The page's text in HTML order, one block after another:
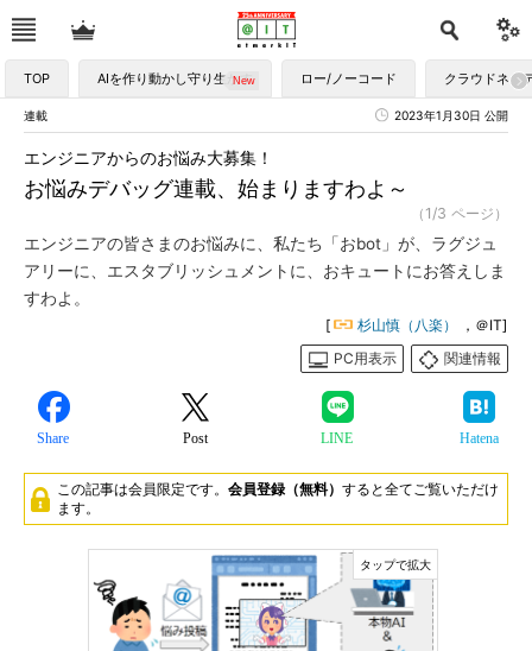
TOP AIを作り動かし守り生かす ロー/ノーコード クラウドネイ
連載 2023年1月30日 公開
お悩みデバッグ連載、始まりますわよ～
エンジニアからのお悩み大募集！
（1/3 ページ）
エンジニアの皆さまのお悩みに、私たち「おbot」が、ラグジュ
アリーに、エスタブリッシュメントに、おキュートにお答えしま
すわよ。
[ 杉山慎（八楽）
，＠IT]
PC用表示
関連情報
Share Post LINE Hatena
この記事は会員限定です。 会員登録（無料） すると全てご覧いただけ
ます。